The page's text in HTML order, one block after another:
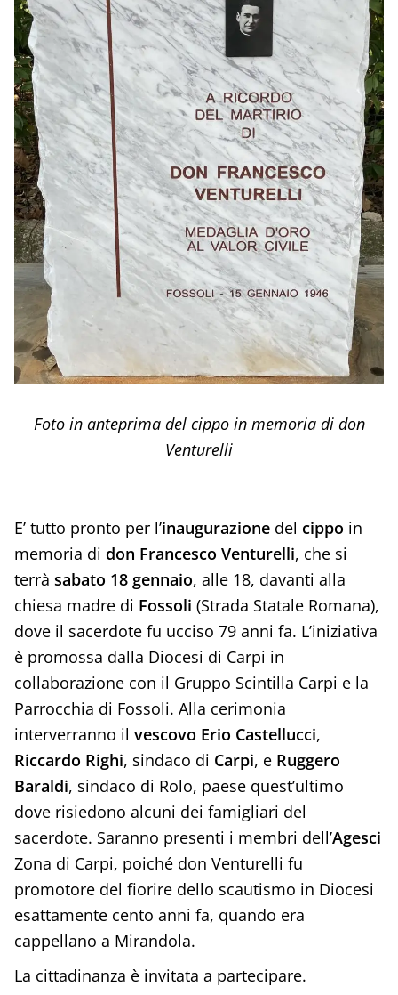
Foto in anteprima del cippo in memoria di don
Venturelli
E’ tutto pronto per l’inaugurazionedel cippo in
memoria di don Francesco Venturelli, che si
terrà sabato 18 gennaio, alle 18, davanti alla
chiesa madre di Fossoli (Strada Statale Romana),
dove il sacerdote fu ucciso 79 anni fa. L’iniziativa
è promossa dalla Diocesi di Carpi in
collaborazione con il Gruppo Scintilla Carpi e la
Parrocchia di Fossoli. Alla cerimonia
interverranno il vescovo Erio Castellucci,
Riccardo Righi, sindaco di Carpi, e Ruggero
Baraldi, sindaco di Rolo, paese quest’ultimo
dove risiedono alcuni dei famigliari del
sacerdote. Saranno presenti i membri dell’Agesci
Zona di Carpi, poiché don Venturelli fu
promotore del fiorire dello scautismo in Diocesi
esattamente cento anni fa, quando era
cappellano a Mirandola.
La cittadinanza è invitata a partecipare.